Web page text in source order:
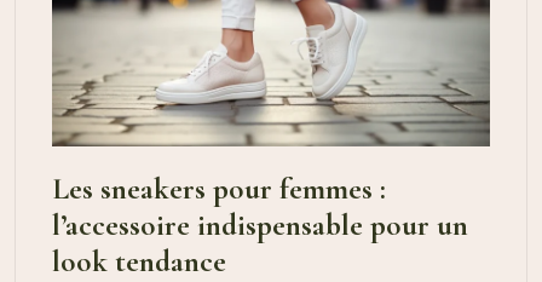
Les sneakers pour femmes :
l’accessoire indispensable pour un
look tendance